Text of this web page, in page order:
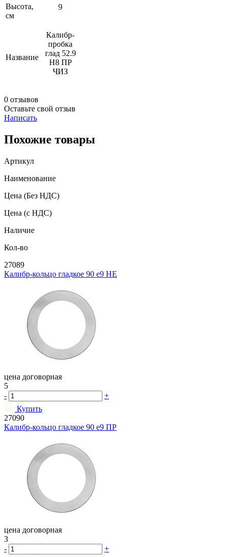
Высота,
см
9
Название
Калибр-
пробка
глад 52.9
Н8 ПР
ЧИЗ
0 отзывов
Оставьте свой отзыв
Написать
Похожие товары
Артикул
Наименование
Цена (Без НДС)
Цена (с НДС)
Наличие
Кол-во
27089
Калибр-кольцо гладкое 90 e9 НЕ
цена договорная
5
-
+
Купить
27090
Калибр-кольцо гладкое 90 e9 ПР
цена договорная
3
-
+